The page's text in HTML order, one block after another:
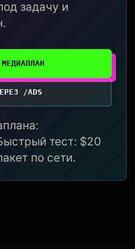
задачу и
/ADS
тест: $20
по сети.